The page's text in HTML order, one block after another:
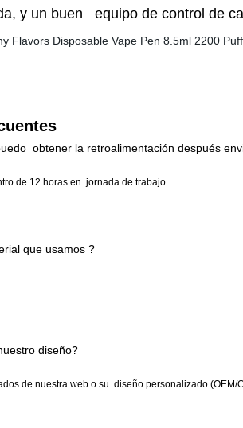
y un buen equipo de control de
obtener la retroalimentación después
de 12 horas en jornada de trabajo.
que usamos ?
diseño?
de nuestra web o su diseño personalizado (OEM/